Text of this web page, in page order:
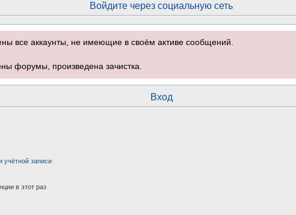
Войдите через социальную сеть
все аккаунты, не имеющие в своём активе сообщений.
форумы, произведена зачистка.
Вход
учётной записи
в этот раз